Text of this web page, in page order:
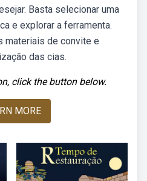
Basta selecionar uma
e explorar a ferramenta.
materiais de convite e
das cias.
click the button below.
MORE